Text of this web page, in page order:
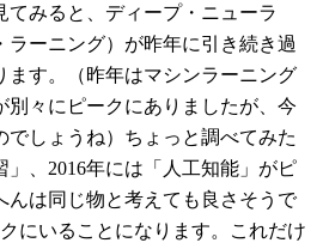
てみると、ディープ・ニューラ
ラーニング）が昨年に引き続き過
ます。（昨年はマシンラーニング
別々にピークにありましたが、今
でしょうね）ちょっと調べてみた
」、2016年には「人工知能」がピ
んは同じ物と考えても良さそうで
にいることになります。これだけ